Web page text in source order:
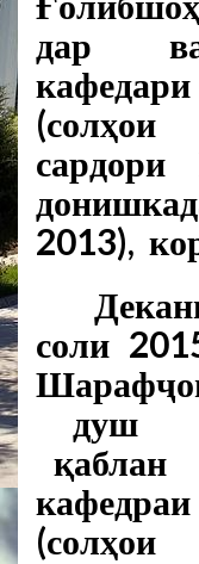
дар
сардори
2013),
соли
душ
қаблан